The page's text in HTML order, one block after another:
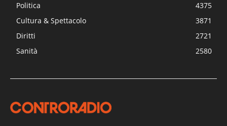
Politica
4375
Cultura & Spettacolo
3871
Diritti
2721
Sanità
2580